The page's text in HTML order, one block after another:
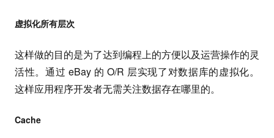
虚拟化所有层次
这样做的目的是为了达到编程上的方便以及运营操作的灵
活性。通过 eBay 的 O/R 层实现了对数据库的虚拟化。
这样应用程序开发者无需关注数据存在哪里的。
Cache